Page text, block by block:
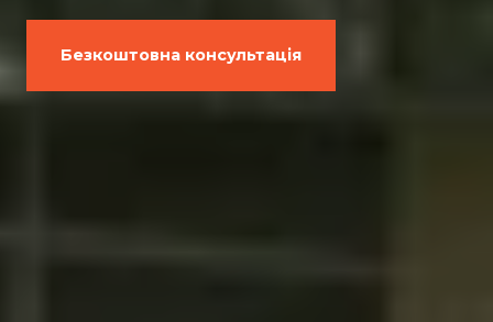
Безкоштовна консультація